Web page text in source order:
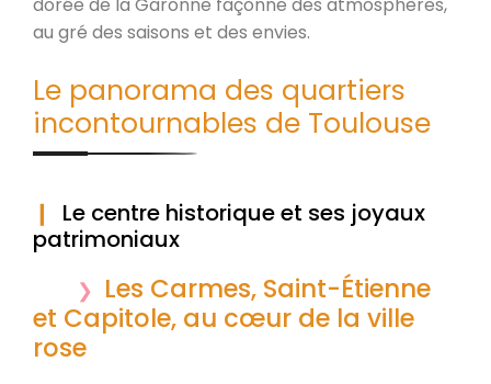
au gré des saisons et des envies.
Le panorama des quartiers
incontournables de Toulouse
Le centre historique et ses joyaux
patrimoniaux
Les Carmes, Saint-Étienne
et Capitole, au cœur de la ville
rose